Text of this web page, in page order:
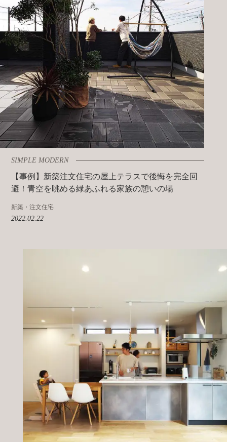
SIMPLE MODERN
【事例】新築注文住宅の屋上テラスで後悔を完全回
避！青空を眺める緑あふれる家族の憩いの場
新築・注文住宅
2022.02.22